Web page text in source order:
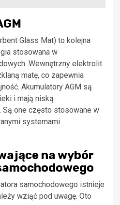
Glass Mat) to kolejna
stosowana w
Wewnętrzny elektrolit
matę, co zapewnia
Akumulatory AGM są
i mają niską
Są one często stosowane w
systemami
na wybór
samochodowego istnieje
wziąć pod uwagę. Oto